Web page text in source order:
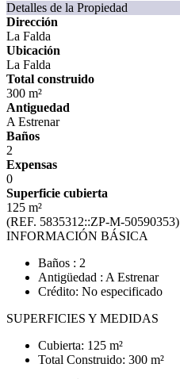
Detalles de la Propiedad
Dirección
La Falda
Ubicación
La Falda
Total construido
300 m²
Antiguedad
A Estrenar
Baños
2
Expensas
0
Superficie cubierta
125 m²
(REF. 5835312::ZP-M-50590353)
INFORMACIÓN BÁSICA
Baños : 2
Antigüedad : A Estrenar
Crédito: No especificado
SUPERFICIES Y MEDIDAS
Cubierta: 125 m²
Total Construido: 300 m²